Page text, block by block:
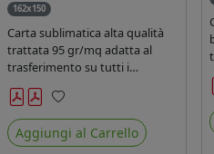
162x150
Carta sublimatica alta qualità
trattata 95 gr/mq adatta al
trasferimento su tutti i
materiali in poliestere.
Preferiti
Aggiungi al Carrello